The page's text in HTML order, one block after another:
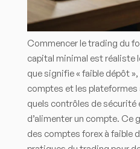
Commencer le trading du
capital minimal est réaliste
que signifie « faible dépôt
comptes et les
quels contrôles de sécurité
d’alimenter un compte. Ce
des comptes forex à faible